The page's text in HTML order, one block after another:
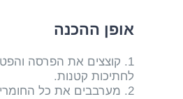
אופן ההכנה
1. קוצצים את הפרסה
לחתיכות קטנות.
2. מערבבים את כל